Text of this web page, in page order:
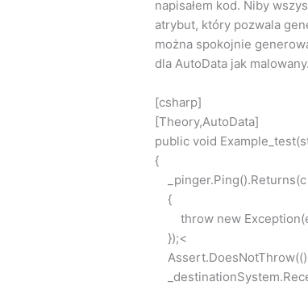
napisałem kod. Niby
atrybut, który pozwala
można spokojnie
dla AutoData jak malowany.
[csharp]
[Theory,AutoData]
public void
{
_pinger.Ping().Returns(c
{
throw new
});<